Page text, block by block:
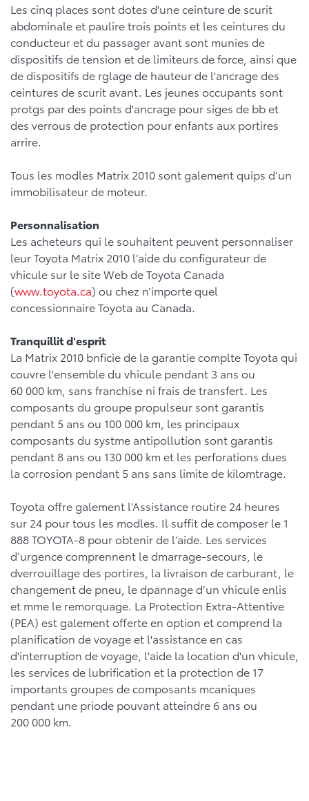
Les cinq places sont dotes d'une ceinture de scurit
abdominale et paulire trois points et les ceintures du
conducteur et du passager avant sont munies de
dispositifs de tension et de limiteurs de force, ainsi que
de dispositifs de rglage de hauteur de l'ancrage des
ceintures de scurit avant. Les jeunes occupants sont
protgs par des points d'ancrage pour siges de bb et
des verrous de protection pour enfants aux portires
arrire.
Tous les modles Matrix 2010 sont galement quips d’un
immobilisateur de moteur.
Personnalisation
Les acheteurs qui le souhaitent peuvent personnaliser
leur Toyota Matrix 2010 l’aide du configurateur de
vhicule sur le site Web de Toyota Canada
(www.toyota.ca) ou chez n’importe quel
concessionnaire Toyota au Canada.
Tranquillit d'esprit
La Matrix 2010 bnficie de la garantie complte Toyota qui
couvre l'ensemble du vhicule pendant 3 ans ou
60 000 km, sans franchise ni frais de transfert. Les
composants du groupe propulseur sont garantis
pendant 5 ans ou 100 000 km, les principaux
composants du systme antipollution sont garantis
pendant 8 ans ou 130 000 km et les perforations dues
la corrosion pendant 5 ans sans limite de kilomtrage.
Toyota offre galement l’Assistance routire 24 heures
sur 24 pour tous les modles. Il suffit de composer le 1
888 TOYOTA-8 pour obtenir de l’aide. Les services
d’urgence comprennent le dmarrage-secours, le
dverrouillage des portires, la livraison de carburant, le
changement de pneu, le dpannage d’un vhicule enlis
et mme le remorquage. La Protection Extra-Attentive
(PEA) est galement offerte en option et comprend la
planification de voyage et l'assistance en cas
d'interruption de voyage, l'aide la location d'un vhicule,
les services de lubrification et la protection de 17
importants groupes de composants mcaniques
pendant une priode pouvant atteindre 6 ans ou
200 000 km.